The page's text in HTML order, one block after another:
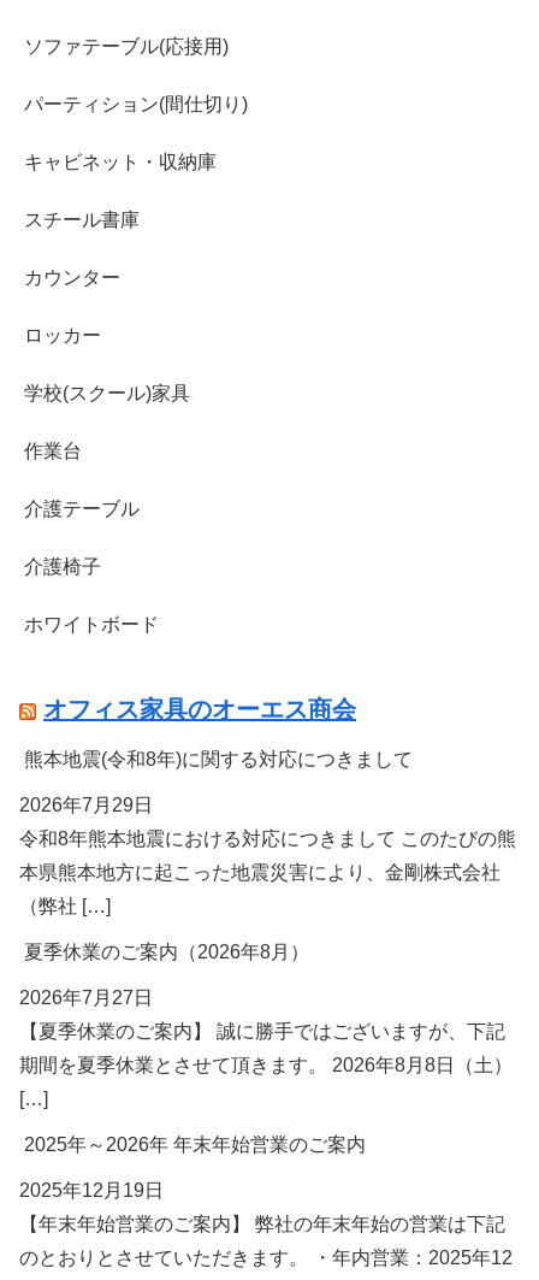
ソファテーブル(応接用)
パーティション(間仕切り)
キャビネット・収納庫
スチール書庫
カウンター
ロッカー
学校(スクール)家具
作業台
介護テーブル
介護椅子
ホワイトボード
オフィス家具のオーエス商会
熊本地震(令和8年)に関する対応につきまして
2026年7月29日
令和8年熊本地震における対応につきまして このたびの熊
本県熊本地方に起こった地震災害により、金剛株式会社
（弊社 […]
夏季休業のご案内（2026年8月）
2026年7月27日
【夏季休業のご案内】 誠に勝手ではございますが、下記
期間を夏季休業とさせて頂きます。 2026年8月8日（土）
[…]
2025年～2026年 年末年始営業のご案内
2025年12月19日
【年末年始営業のご案内】 弊社の年末年始の営業は下記
のとおりとさせていただきます。 ・年内営業：2025年12